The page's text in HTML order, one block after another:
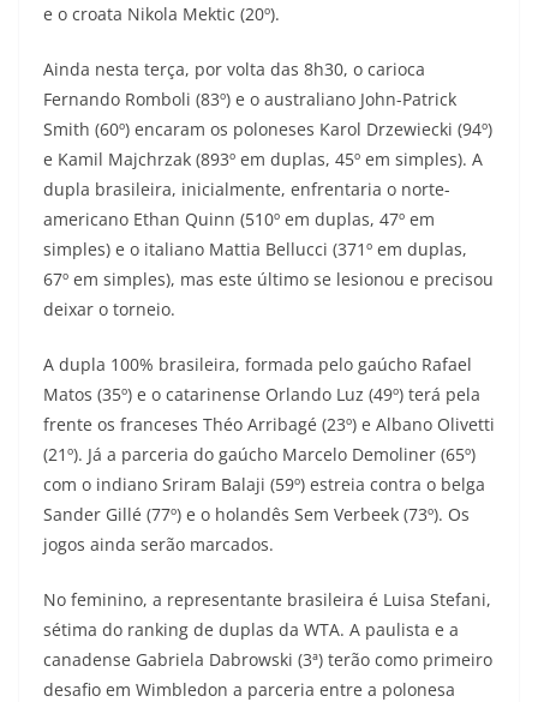
e o croata Nikola Mektic (20º).
Ainda nesta terça, por volta das 8h30, o carioca
Fernando Romboli (83º) e o australiano John-Patrick
Smith (60º) encaram os poloneses Karol Drzewiecki (94º)
e Kamil Majchrzak (893º em duplas, 45º em simples). A
dupla brasileira, inicialmente, enfrentaria o norte-
americano Ethan Quinn (510º em duplas, 47º em
simples) e o italiano Mattia Bellucci (371º em duplas,
67º em simples), mas este último se lesionou e precisou
deixar o torneio.
A dupla 100% brasileira, formada pelo gaúcho Rafael
Matos (35º) e o catarinense Orlando Luz (49º) terá pela
frente os franceses Théo Arribagé (23º) e Albano Olivetti
(21º). Já a parceria do gaúcho Marcelo Demoliner (65º)
com o indiano Sriram Balaji (59º) estreia contra o belga
Sander Gillé (77º) e o holandês Sem Verbeek (73º). Os
jogos ainda serão marcados.
No feminino, a representante brasileira é Luisa Stefani,
sétima do ranking de duplas da WTA. A paulista e a
canadense Gabriela Dabrowski (3ª) terão como primeiro
desafio em Wimbledon a parceria entre a polonesa